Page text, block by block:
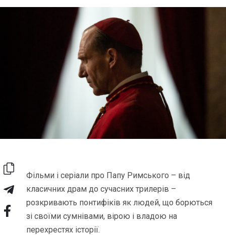
Фільми і серіали про Папу Римського – від
класичних драм до сучасних трилерів –
розкривають понтифіків як людей, що борються
зі своїми сумнівами, вірою і владою на
перехрестях історії.